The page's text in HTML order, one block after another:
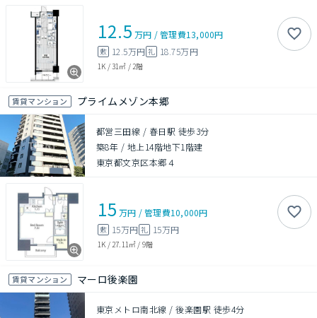
12.5 万円 /管理費13,000円
敷 12.5万円 礼 18.75万円
1K /31㎡ / 2階
賃貸マンション プライムメゾン本郷
都営三田線 / 春日駅 徒歩3分
築8年 / 地上14階地下1階建
東京都文京区本郷４
15 万円 /管理費10,000円
敷 15万円 礼 15万円
1K / 27.11㎡ / 9階
賃貸マンション マーロ後楽園
東京メトロ南北線 / 後楽園駅 徒歩4分